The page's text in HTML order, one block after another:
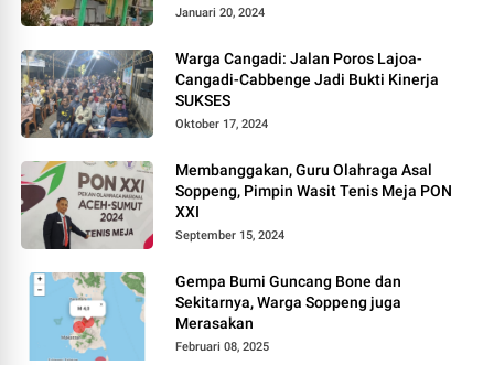
Januari 20, 2024
Warga Cangadi: Jalan Poros Lajoa-
Cangadi-Cabbenge Jadi Bukti Kinerja
SUKSES
Oktober 17, 2024
Membanggakan, Guru Olahraga Asal
Soppeng, Pimpin Wasit Tenis Meja PON
XXI
September 15, 2024
Gempa Bumi Guncang Bone dan
Sekitarnya, Warga Soppeng juga
Merasakan
Februari 08, 2025